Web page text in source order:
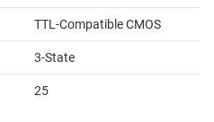
TTL-Compatible CMOS
3-State
25